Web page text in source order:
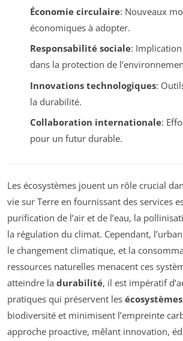
Économie circulaire: Nouveaux
économiques à adopter.
Responsabilité sociale:
dans la protection de
Innovations technologiques:
la durabilité.
Collaboration internationale:
pour un futur durable.
Les écosystèmes jouent un rôle crucial
vie sur Terre en fournissant des services
purification de l’air et de l’eau, la
la régulation du climat. Cependant,
le changement climatique, et la
ressources naturelles menacent ces
atteindre la durabilité, il est impératif
pratiques qui préservent les écosystèmes
biodiversité et minimisent l’empreinte
approche proactive, mêlant innovation,